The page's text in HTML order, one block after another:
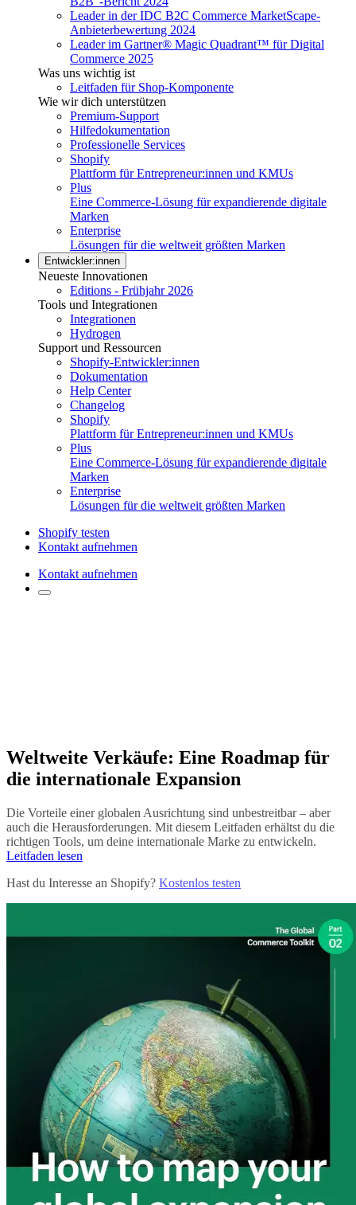
Leader in der IDC B2C Commerce MarketScape-
Anbieterbewertung 2024
Leader im Gartner® Magic Quadrant™ für Digital
Commerce 2025
Was uns wichtig ist
Leitfaden für Shop-Komponente
Wie wir dich unterstützen
Premium-Support
Hilfedokumentation
Professionelle Services
Shopify
Plattform für Entrepreneur:innen und KMUs
Plus
Eine Commerce-Lösung für expandierende digitale
Marken
Enterprise
Lösungen für die weltweit größten Marken
Entwickler:innen
Neueste Innovationen
Editions - Frühjahr 2026
Tools und Integrationen
Integrationen
Hydrogen
Support und Ressourcen
Shopify-Entwickler:innen
Dokumentation
Help Center
Changelog
Shopify
Plattform für Entrepreneur:innen und KMUs
Plus
Eine Commerce-Lösung für expandierende digitale
Marken
Enterprise
Lösungen für die weltweit größten Marken
Shopify testen
Kontakt aufnehmen
Kontakt aufnehmen
Weltweite Verkäufe: Eine Roadmap für
die internationale Expansion
Die Vorteile einer globalen Ausrichtung sind unbestreitbar – aber
auch die Herausforderungen. Mit diesem Leitfaden erhältst du die
richtigen Tools, um deine internationale Marke zu entwickeln.
Leitfaden lesen
Hast du Interesse an Shopify? Kostenlos testen